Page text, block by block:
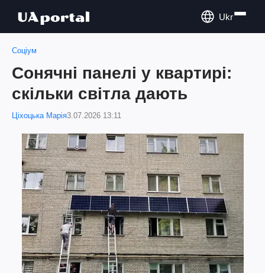
Ukr
Соціум
Сонячні панелі у квартирі:
скільки світла дають
Ціхоцька Марія3.07.2026 13:11